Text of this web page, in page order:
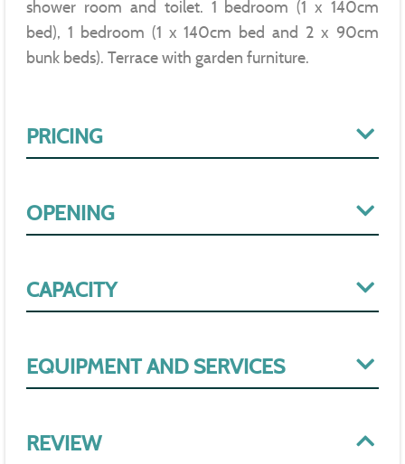
shower room and toilet. 1 bedroom (1 x 140cm
bed), 1 bedroom (1 x 140cm bed and 2 x 90cm
bunk beds). Terrace with garden furniture.
PRICING
OPENING
CAPACITY
EQUIPMENT AND SERVICES
REVIEW